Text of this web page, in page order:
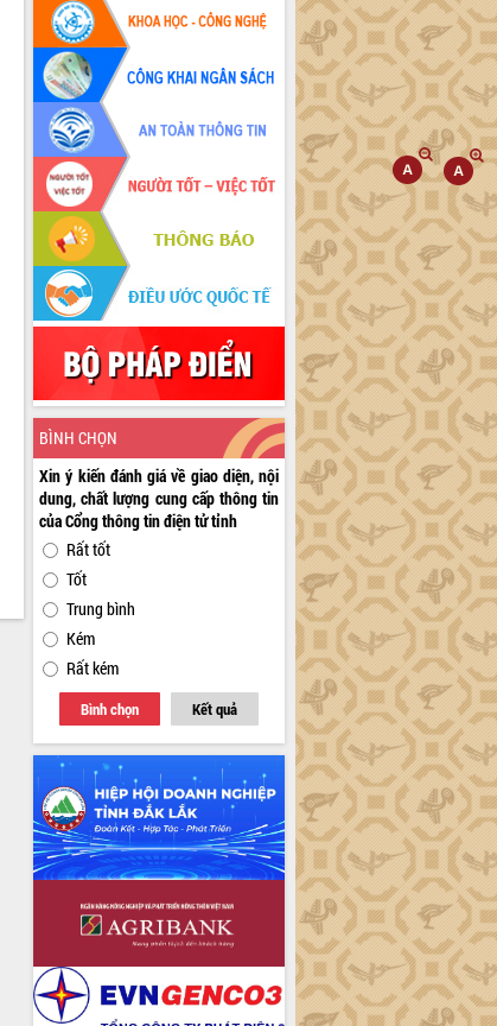
BÌNH CHỌN
Xin ý kiến đánh giá về giao diện, nội
dung, chất lượng cung cấp thông tin
của Cổng thông tin điện tử tỉnh
Rất tốt
Tốt
Trung bình
Kém
Rất kém
Bình chọn Kết quả